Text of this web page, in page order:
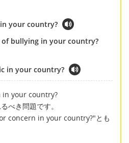
your country?
of bullying in your country?
in your country?
your country?
べき問題です。
concern in your country?"とも